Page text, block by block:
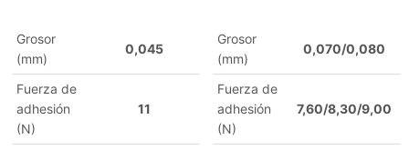
Grosor
(mm)
0,045
Fuerza de
adhesión
(N)
11
Grosor
(mm)
0,070/0,080
Fuerza de
adhesión
(N)
7,60/8,30/9,00